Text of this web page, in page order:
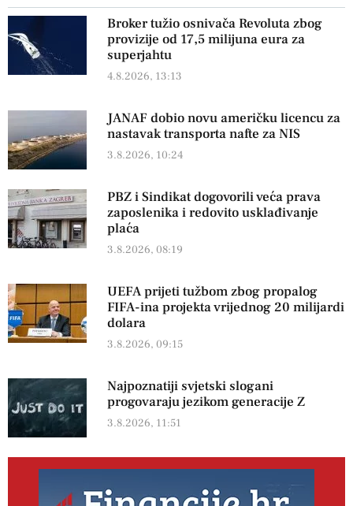
Broker tužio osnivača Revoluta zbog
provizije od 17,5 milijuna eura za
superjahtu
4.8.2026, 13:13
JANAF dobio novu američku licencu za
nastavak transporta nafte za NIS
3.8.2026, 10:24
PBZ i Sindikat dogovorili veća prava
zaposlenika i redovito usklađivanje
plaća
3.8.2026, 08:19
UEFA prijeti tužbom zbog propalog
FIFA-ina projekta vrijednog 20 milijardi
dolara
3.8.2026, 09:15
Najpoznatiji svjetski slogani
progovaraju jezikom generacije Z
3.8.2026, 11:51